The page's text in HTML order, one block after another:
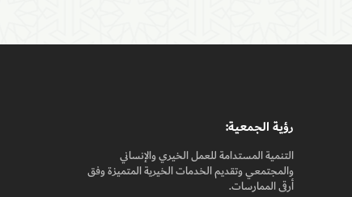
رؤيـة الجمعيـة:
التنمية المستدامة للعمل الخيري والإنساني
والمجتمعي وتقديم الخدمات الخيرية المتميزة وفق
أرقى الممارسات.